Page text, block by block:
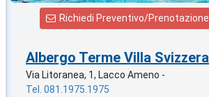
Richiedi Preventivo/Prenotazione
Albergo Terme Villa Svizzera
Via Litoranea, 1, Lacco Ameno -
Tel. 081.1975.1975